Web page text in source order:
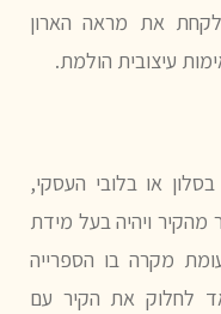
את מראה הארון
עיצובית הולמת.
או בלובי העסקי,
מהקיר ויהיה בעל מידת
מקרה בו הספרייה
לחלוק את הקיר עם